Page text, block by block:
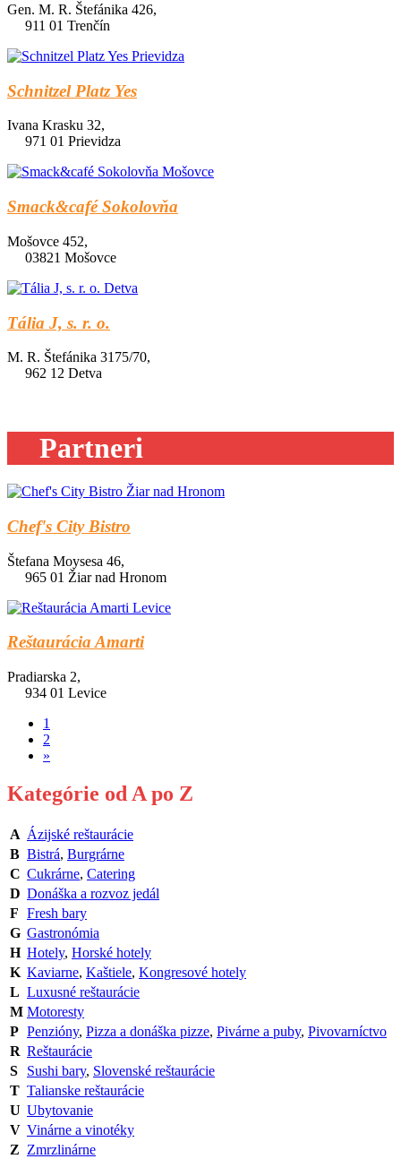
Gen. M. R. Štefánika 426,
911 01 Trenčín
Schnitzel Platz Yes
Ivana Krasku 32,
971 01 Prievidza
Smack&café Sokolovňa
Mošovce 452,
03821 Mošovce
Tália J, s. r. o.
M. R. Štefánika 3175/70,
962 12 Detva
Partneri
Chef's City Bistro
Štefana Moysesa 46,
965 01 Žiar nad Hronom
Reštaurácia Amarti
Pradiarska 2,
934 01 Levice
1
2
»
Kategórie od A po Z
A Ázijské reštaurácie
B Bistrá, Burgrárne
C Cukrárne, Catering
D Donáška a rozvoz jedál
F Fresh bary
G Gastronómia
H Hotely, Horské hotely
K Kaviarne, Kaštiele, Kongresové hotely
L Luxusné reštaurácie
M Motoresty
P Penzióny, Pizza a donáška pizze, Pivárne a puby, Pivovarníctvo
R Reštaurácie
S
Sushi bary, Slovenské reštaurácie
T Talianske reštaurácie
U Ubytovanie
V Vinárne a vinotéky
Z Zmrzlinárne